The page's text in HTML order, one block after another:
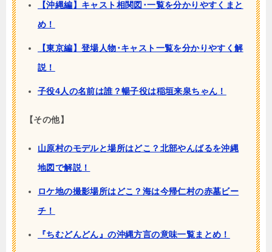
【沖縄編】キャスト相関図･一覧を分かりやすくまと
め！
【東京編】登場人物･キャスト一覧を分かりやすく解
説！
子役4人の名前は誰？暢子役は稲垣来泉ちゃん！
【その他】
山原村のモデルと場所はどこ？北部やんばるを沖縄
地図で解説！
ロケ地の撮影場所はどこ？海は今帰仁村の赤墓ビー
チ！
『ちむどんどん』の沖縄方言の意味一覧まとめ！